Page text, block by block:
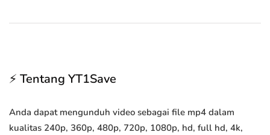
⚡ Tentang YT1Save
Anda dapat mengunduh video sebagai file mp4 dalam
kualitas 240p, 360p, 480p, 720p, 1080p, hd, full hd, 4k,